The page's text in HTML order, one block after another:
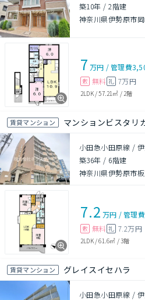
築10年 /2階建
神奈川県伊勢原市
7 万円 /管理費
敷 無料 礼 7万円
2LDK/57.21㎡ / 2階
賃貸マンション マンションビスタリ
小田急小田原線 /
築36年 / 6階建
神奈川県伊勢原市
7.2 万円 /管理費
敷 無料 礼 7.2万円
2LDK/61.6㎡ /3階
賃貸マンション グレイスイセハラ
小田急小田原線 /